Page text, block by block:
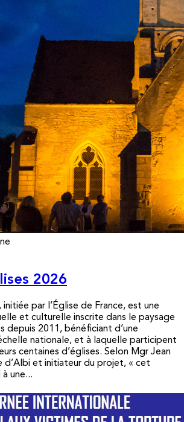
2026
par l’Église de France, est une
et culturelle inscrite dans le paysage
depuis 2011, bénéficiant d’une
nationale, et à laquelle participent
centaines d’églises. Selon Mgr Jean
d’Albi et initiateur du projet, « cet
une...